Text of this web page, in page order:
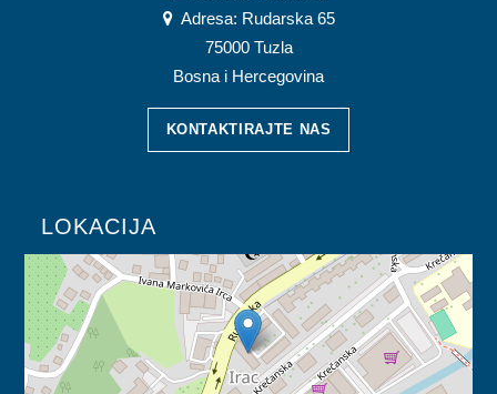
Adresa: Rudarska 65
75000 Tuzla
Bosna i Hercegovina
KONTAKTIRAJTE NAS
LOKACIJA